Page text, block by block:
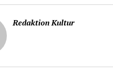
Redaktion Kultur